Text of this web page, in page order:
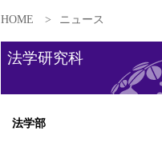
HOME ニュース
法学研究科
法学部